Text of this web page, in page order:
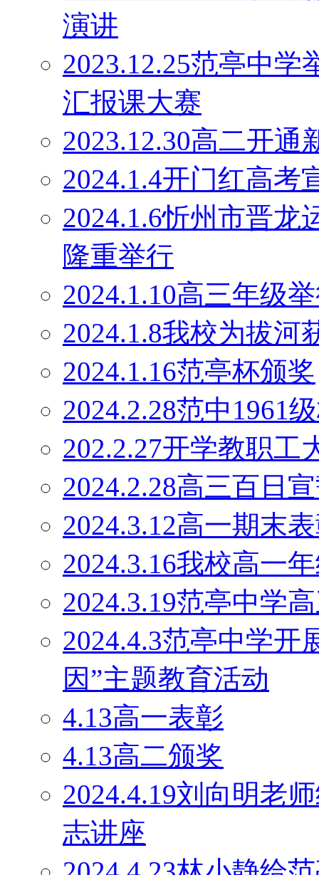
演讲
2023.12.25范亭中学
汇报课大赛
2023.12.30高二开通
2024.1.4开门红高考
2024.1.6忻州市晋龙
隆重举行
2024.1.10高三年级
2024.1.8我校为拔河
2024.1.16范亭杯颁奖
2024.2.28范中1961
202.2.27开学教职工
2024.2.28高三百日
2024.3.12高一期末
2024.3.16我校高一
2024.3.19范亭中学
2024.4.3范亭中学开
因”主题教育活动
4.13高一表彰
4.13高二颁奖
2024.4.19刘向明老
志讲座